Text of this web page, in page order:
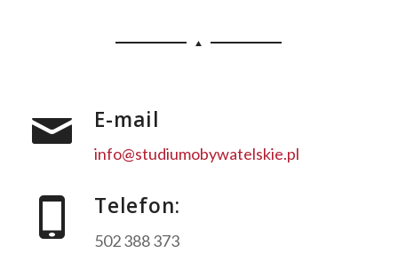
E-mail
info@studiumobywatelskie.pl
Telefon:
502 388 373